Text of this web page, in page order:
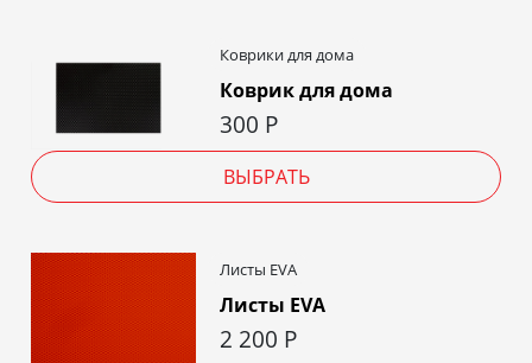
Коврики для дома
Коврик для дома
300 Р
ВЫБРАТЬ
Листы EVA
Листы EVA
2 200 Р